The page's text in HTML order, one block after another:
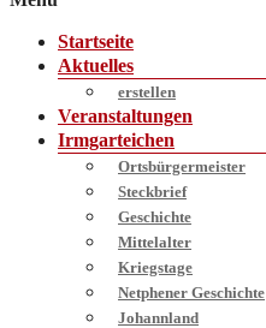
Startseite
Aktuelles
erstellen
Veranstaltungen
Irmgarteichen
Ortsbürgermeister
Steckbrief
Geschichte
Mittelalter
Kriegstage
Netphener Geschichte
Johannland